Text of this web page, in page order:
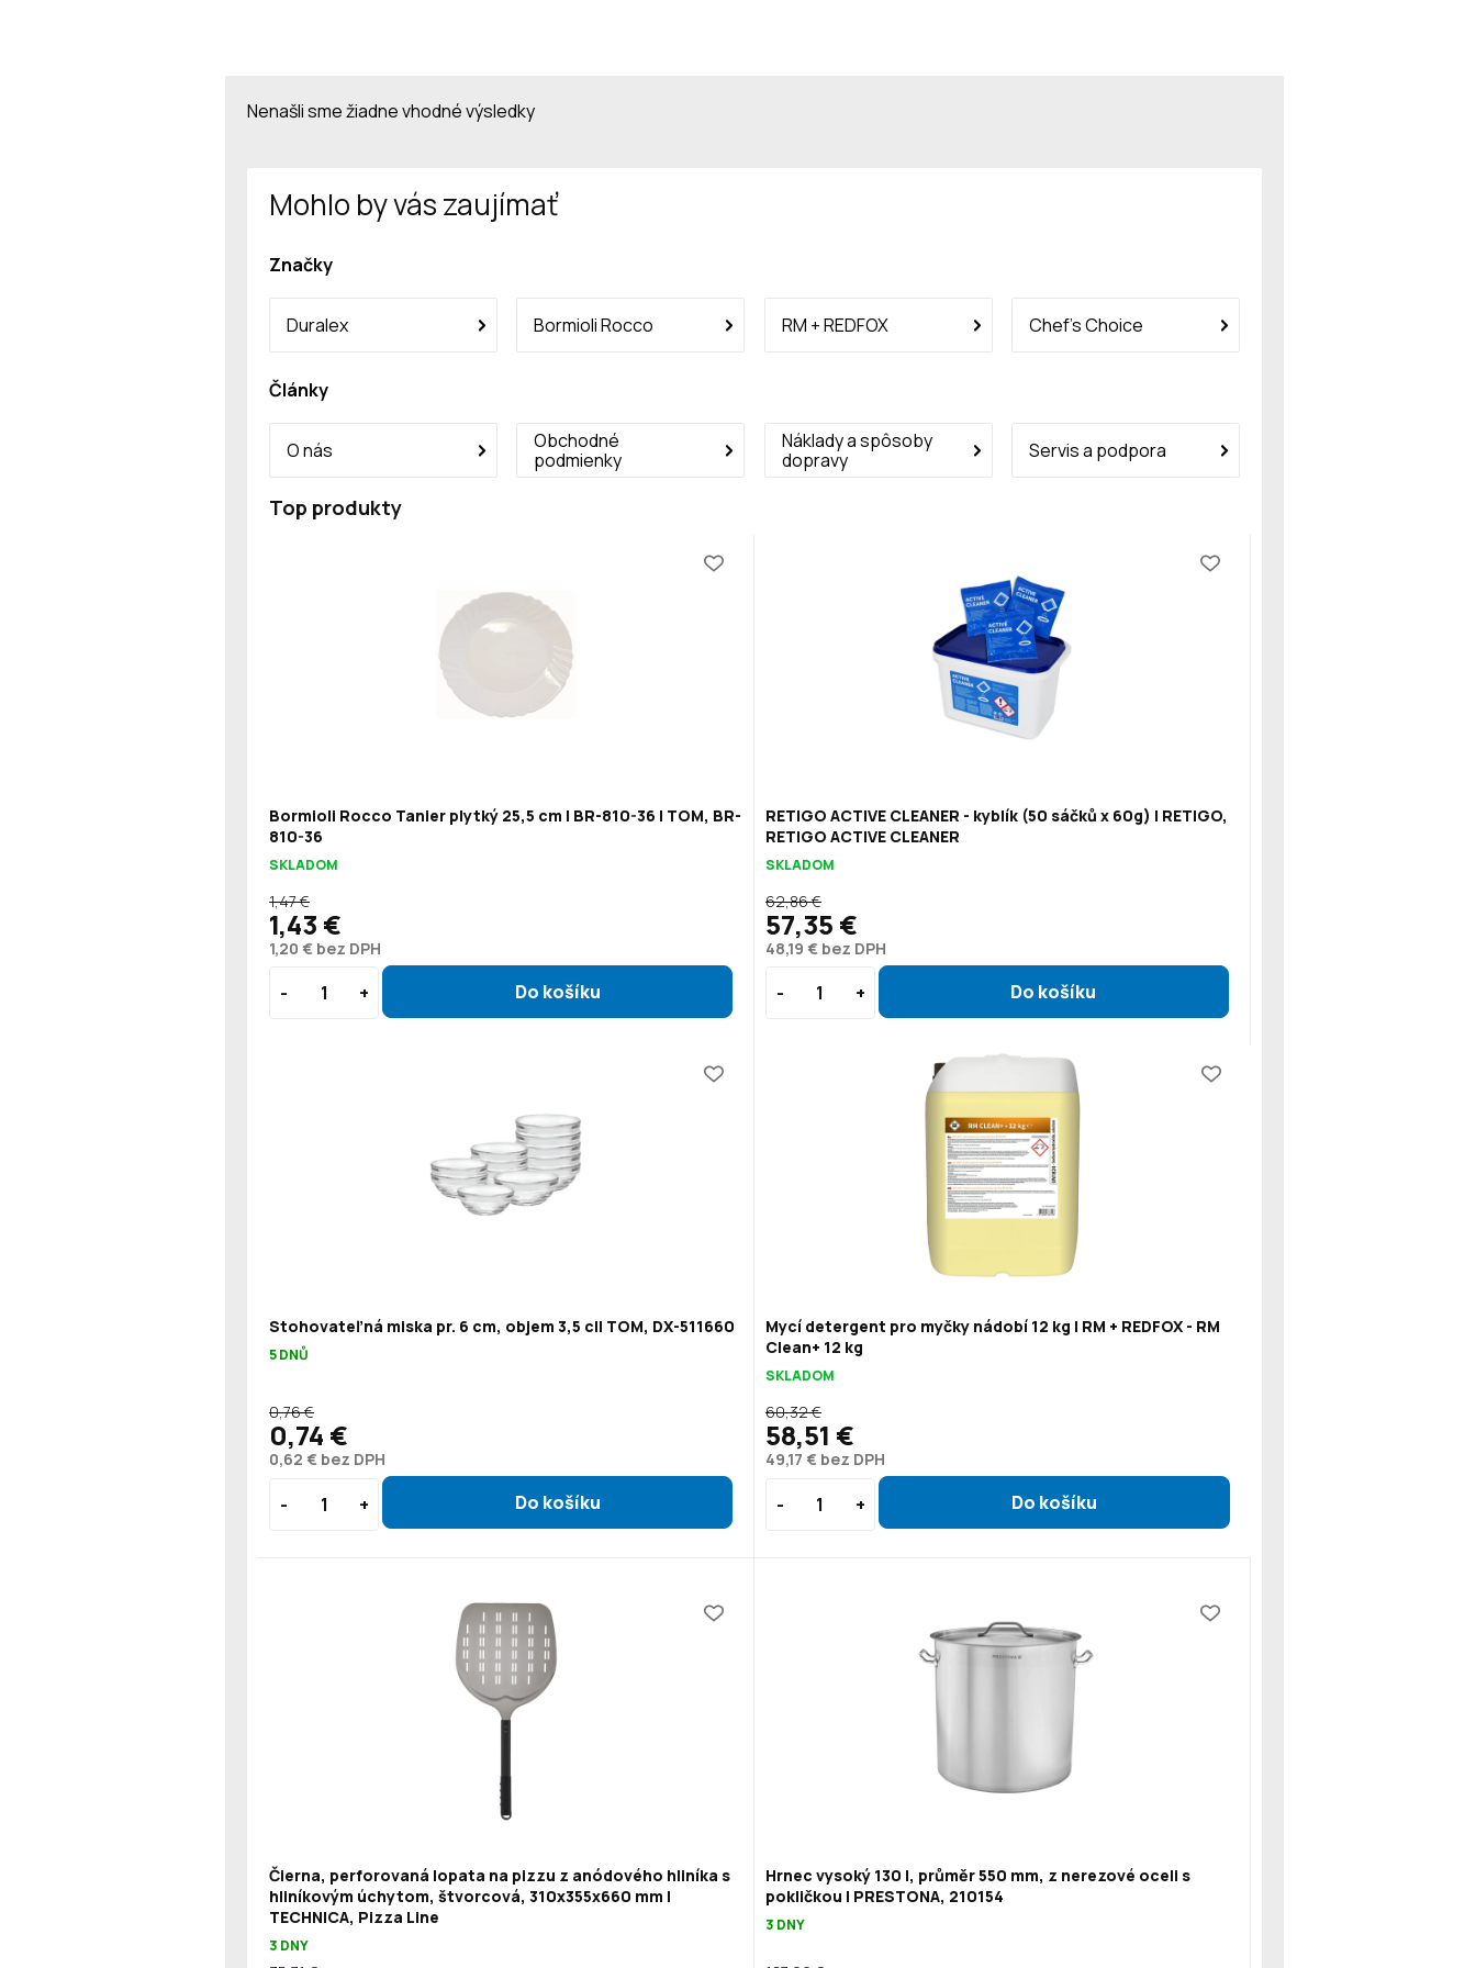
Nenašli sme žiadne vhodné výsledky
Mohlo by vás zaujímať
Značky
Duralex Bormioli Rocco RM + REDFOX Chef’s Choice
Články
O nás
Obchodné
podmienky
Náklady a spôsoby
dopravy
Servis a podpora
Top produkty
Bormioli Rocco Tanier plytký 25,5 cm | BR-810-36 | TOM, BR-
810-36
SKLADOM
1,20 € bez DPH
1,47 €
1,43 €
RETIGO ACTIVE CLEANER - kyblík (50 sáčků x 60g) | RETIGO,
RETIGO ACTIVE CLEANER
SKLADOM
48,19 € bez DPH
62,86 €
57,35 €
Stohovateľná miska pr. 6 cm, objem 3,5 cl| TOM, DX-511660
5 DNŮ
0,62 € bez DPH
0,76 €
0,74 €
Mycí detergent pro myčky nádobí 12 kg | RM + REDFOX - RM
Clean+ 12 kg
SKLADOM
49,17 € bez DPH
60,32 €
58,51 €
Čierna, perforovaná lopata na pizzu z anódového hliníka s
hliníkovým úchytom, štvorcová, 310x355x660 mm |
TECHNICA, Pizza Line
3 DNY
Hrnec vysoký 130 l, průměr 550 mm, z nerezové oceli s
pokličkou | PRESTONA, 210154
3 DNY